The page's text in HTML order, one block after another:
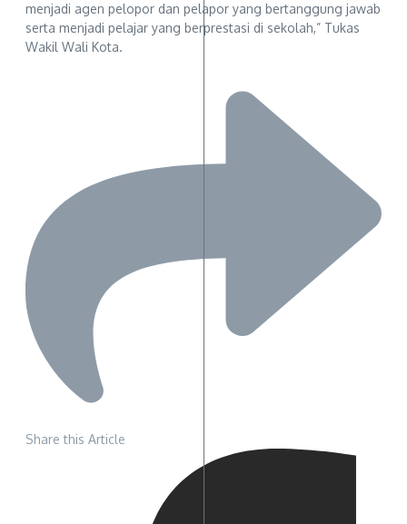
menjadi agen pelopor dan pelapor yang bertanggung jawab
serta menjadi pelajar yang berprestasi di sekolah,” Tukas
Wakil Wali Kota.
Share this Article